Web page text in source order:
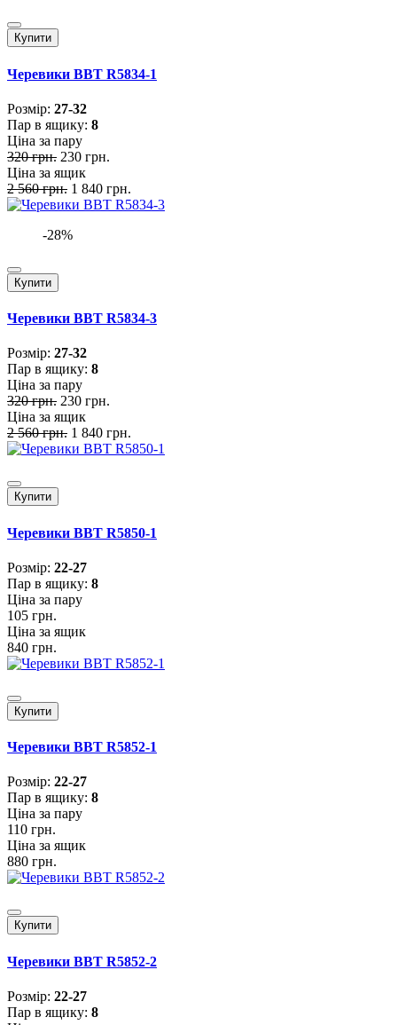
Купити
Черевики BBT R5834-1
Розмiр: 27-32
Пар в ящику: 8
Ціна за пару
320 грн. 230 грн.
Ціна за ящик
2 560 грн. 1 840 грн.
-28%
Купити
Черевики BBT R5834-3
Розмiр: 27-32
Пар в ящику: 8
Ціна за пару
320 грн. 230 грн.
Ціна за ящик
2 560 грн. 1 840 грн.
Купити
Черевики BBT R5850-1
Розмiр: 22-27
Пар в ящику: 8
Ціна за пару
105 грн.
Ціна за ящик
840 грн.
Купити
Черевики BBT R5852-1
Розмiр: 22-27
Пар в ящику: 8
Ціна за пару
110 грн.
Ціна за ящик
880 грн.
Купити
Черевики BBT R5852-2
Розмiр: 22-27
Пар в ящику: 8